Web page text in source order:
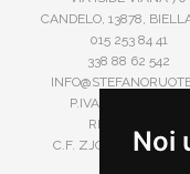
Noi
CANDELO, 13878,
015 253 84 41
338 88 62 542
P.IVA 02525900029
REA BI193453
C.F.